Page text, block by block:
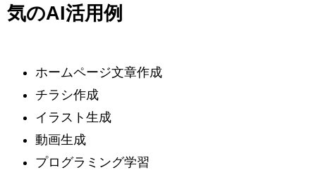
気のAI活用例
ホームページ文章作成
チラシ作成
イラスト生成
動画生成
プログラミング学習